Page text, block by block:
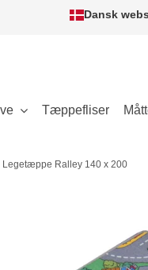
Dansk
Tæppefliser
Legetæppe Ralley 140 x 200